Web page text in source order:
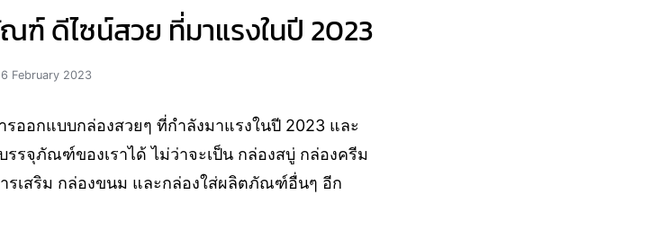
ดีไซน์สวย ที่มาแรงในปี 2023
6 February 2023
ออกแบบกล่องสวยๆ ที่กำลังมาแรงในปี 2023 และ
รจุภัณฑ์ของเราได้ ไม่ว่าจะเป็น กล่องสบู่ กล่องครีม
รเสริม กล่องขนม และกล่องใส่ผลิตภัณฑ์อื่นๆ อีก